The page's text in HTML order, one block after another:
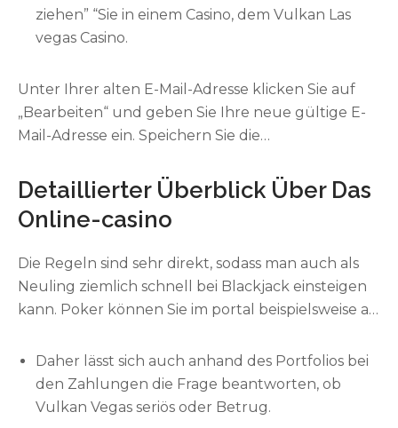
ziehen” “Sie in einem Casino, dem Vulkan Las
vegas Casino.
Unter Ihrer alten E-Mail-Adresse klicken Sie auf
„Bearbeiten“ und geben Sie Ihre neue gültige E-
Mail-Adresse ein. Speichern Sie die
Ihre direkte E-Mail-Adresse. Der Kundendienst ist
expire Uhr erreichbar.
Detaillierter Überblick Über Das
Online-casino
Die Regeln sind sehr direkt, sodass man auch als
Neuling ziemlich schnell bei Blackjack einsteigen
kann. Poker können Sie im portal beispielsweise als
Hold’em und Oasis Poker spielen, während wir
weitere Typen in unser Live-Angebot integriert
haben. Zunächst sollten Sie garantieren, dass Sie
Daher lässt sich auch anhand des Portfolios bei
den Zahlungen die Frage beantworten, ob
Vulkan Vegas seriös oder Betrug.